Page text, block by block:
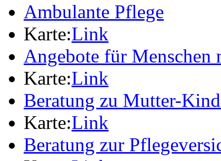
Ambulante Pflege
Karte:Link
Angebote für Menschen
Karte:Link
Beratung zu Mutter-
Karte:Link
Beratung zur